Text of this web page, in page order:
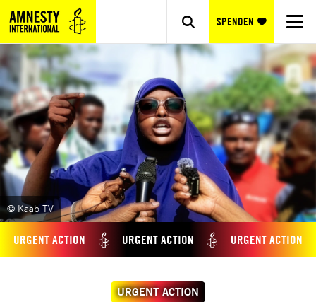
SPENDEN
© Kaab TV
URGENT ACTION URGENT ACTION URGENT ACTION
URGENT ACTION